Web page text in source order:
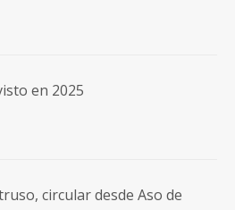
en 2025
circular desde Aso de